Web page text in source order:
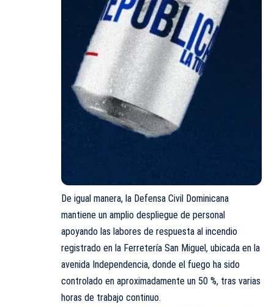
De igual manera, la Defensa Civil Dominicana
mantiene un amplio despliegue de personal
apoyando las labores de respuesta al incendio
registrado en la Ferretería San Miguel, ubicada en la
avenida Independencia, donde el fuego ha sido
controlado en aproximadamente un 50 %, tras varias
horas de trabajo continuo.